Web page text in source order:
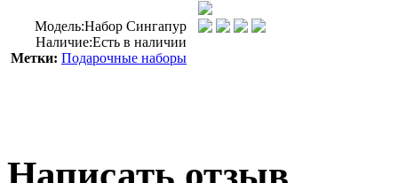
Модель:Набор Сингапур
Наличие:Есть в наличии
Метки: Подарочные наборы
Написать отзыв